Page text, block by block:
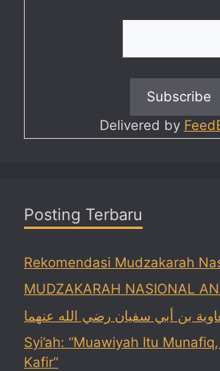
Delivered by
Posting Terbaru
Rekomendasi Mudzakarah
MUDZAKARAH NASIONAL
بن أبي سفيان رضي الله عنهما
Syi’ah: “Muawiyah Itu
Kafir”